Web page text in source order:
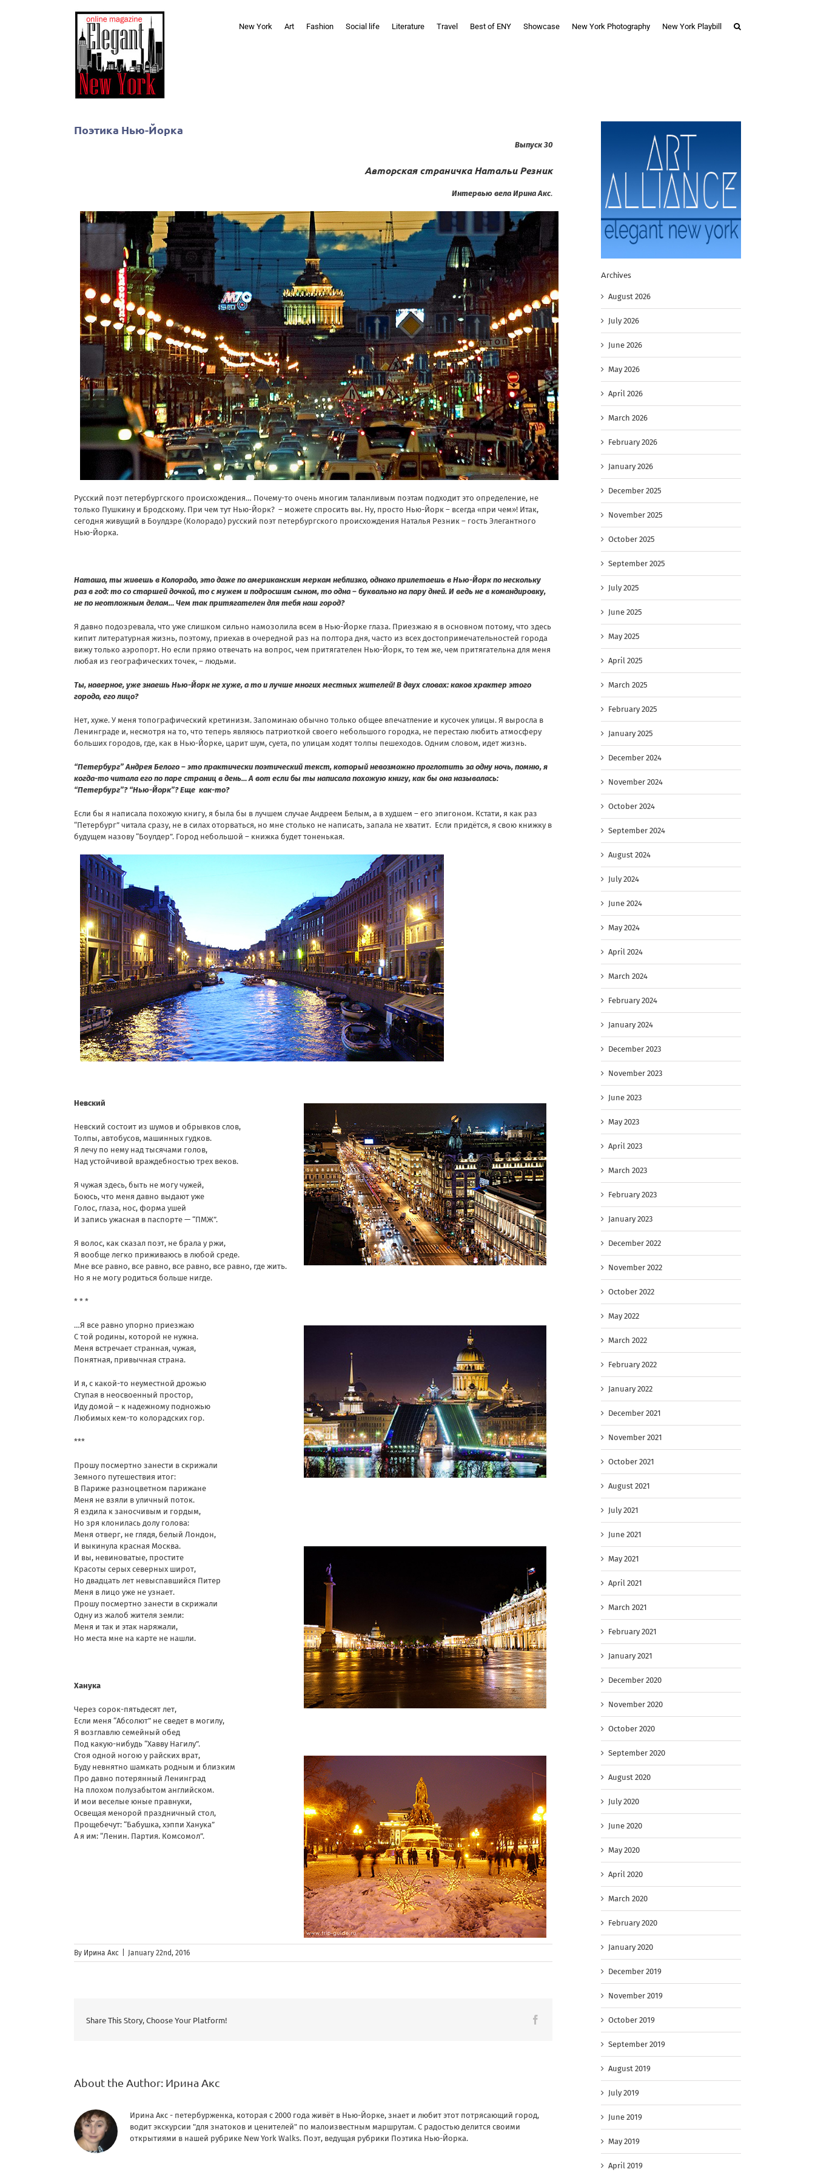
New York Art Fashion Social life Literature Travel Best of ENY Showcase New York Photography New York Playbill
Поэтика Нью-Йорка
Выпуск 30
Авторская страничка Натальи Резник
Интервью вела Ирина Акс.
Русский поэт петербургского происхождения… Почему-то очень многим таланливым поэтам подходит это определение, не
только Пушкину и Бродскому. При чем тут Нью-Йорк? – можете спросить вы. Ну, просто Нью-Йорк – всегда «при чем»! Итак,
сегодня живущий в Боулдэре (Колорадо) русский поэт петербургского происхождения Наталья Резник – гость Элегантного
Нью-Йорка.
Наташа, ты живешь в Колорадо, это даже по американским меркам неблизко, однако прилетаешь в Нью-Йорк по нескольку
раз в год: то со старшей дочкой, то с мужем и подросшим сыном, то одна – буквально на пару дней. И ведь не в командировку,
не по неотложным делам… Чем так притягателен для тебя наш город?
Я давно подозревала, что уже слишком сильно намозолила всем в Нью-Йорке глаза. Приезжаю я в основном потому, что здесь
кипит литературная жизнь, поэтому, приехав в очередной раз на полтора дня, часто из всех достопримечательностей города
вижу только аэропорт. Но если прямо отвечать на вопрос, чем притягателен Нью-Йорк, то тем же, чем притягательна для меня
любая из географических точек, – людьми.
Ты, наверное, уже знаешь Нью-Йорк не хуже, а то и лучше многих местных жителей! В двух словах: каков храктер этого
города, его лицо?
Нет, хуже. У меня топографический кретинизм. Запоминаю обычно только общее впечатление и кусочек улицы. Я выросла в
Ленинграде и, несмотря на то, что теперь являюсь патриоткой своего небольшого городка, не перестаю любить атмосферу
больших городов, где, как в Нью-Йорке, царит шум, суета, по улицам ходят толпы пешеходов. Одним словом, идет жизнь.
“Петербург” Андрея Белого – это практически поэтический текст, который невозможно проглотить за одну ночь, помню, я
когда-то читала его по паре страниц в день… А вот если бы ты написала похожую книгу, как бы она называлась:
“Петербург”? “Нью-Йорк”? Еще как-то?
Если бы я написала похожую книгу, я была бы в лучшем случае Андреем Белым, а в худшем – его эпигоном. Кстати, я как раз
“Петербург” читала сразу, не в силах оторваться, но мне столько не написать, запала не хватит. Если придётся, я свою книжку в
будущем назову “Боулдер”. Город небольшой – книжка будет тоненькая.
Невский
Невский состоит из шумов и обрывков слов,
Толпы, автобусов, машинных гудков.
Я лечу по нему над тысячами голов,
Над устойчивой враждебностью трех веков.
Я чужая здесь, быть не могу чужей,
Боюсь, что меня давно выдают уже
Голос, глаза, нос, форма ушей
И запись ужасная в паспорте — “ПМЖ”.
Я волос, как сказал поэт, не брала у ржи,
Я вообще легко приживаюсь в любой среде.
Мне все равно, все равно, все равно, все равно, где жить.
Но я не могу родиться больше нигде.
* * *
…Я все равно упорно приезжаю
С той родины, которой не нужна.
Меня встречает странная, чужая,
Понятная, привычная страна.
И я, с какой-то неуместной дрожью
Ступая в неосвоенный простор,
Иду домой – к надежному подножью
Любимых кем-то колорадских гор.
***
Прошу посмертно занести в скрижали
Земного путешествия итог:
В Париже разноцветном парижане
Меня не взяли в уличный поток.
Я ездила к заносчивым и гордым,
Но зря клонилась долу голова:
Меня отверг, не глядя, белый Лондон,
И выкинула красная Москва.
И вы, невиноватые, простите
Красоты серых северных широт,
Но двадцать лет невыспавшийся Питер
Меня в лицо уже не узнает.
Прошу посмертно занести в скрижали
Одну из жалоб жителя земли:
Меня и так и этак наряжали,
Но места мне на карте не нашли.
Ханука
Через сорок-пятьдесят лет,
Если меня “Абсолют” не сведет в могилу,
Я возглавлю семейный обед
Под какую-нибудь “Хавву Нагилу”.
Стоя одной ногою у райских врат,
Буду невнятно шамкать родным и близким
Про давно потерянный Ленинград
На плохом полузабытом английском.
И мои веселые юные правнуки,
Освещая менорой праздничный стол,
Прощебечут: “Бабушка, хэппи Ханука”
А я им: “Ленин. Партия. Комсомол”.
By Ирина Акс January 22nd, 2016
Share This Story, Choose Your Platform!
About the Author: Ирина Акс
Ирина Акс - петербурженка, которая с 2000 года живёт в Нью-Йорке, знает и любит этот потрясающий город,
водит экскурсии "для знатоков и ценителей" по малоизвестным маршрутам. С радостью делится своими
открытиями в нашей рубрике New York Walks. Поэт, ведущая рубрики Поэтика Нью-Йорка.
Archives
August 2026
July 2026
June 2026
May 2026
April 2026
March 2026
February 2026
January 2026
December 2025
November 2025
October 2025
September 2025
July 2025
June 2025
May 2025
April 2025
March 2025
February 2025
January 2025
December 2024
November 2024
October 2024
September 2024
August 2024
July 2024
June 2024
May 2024
April 2024
March 2024
February 2024
January 2024
December 2023
November 2023
June 2023
May 2023
April 2023
March 2023
February 2023
January 2023
December 2022
November 2022
October 2022
May 2022
March 2022
February 2022
January 2022
December 2021
November 2021
October 2021
August 2021
July 2021
June 2021
May 2021
April 2021
March 2021
February 2021
January 2021
December 2020
November 2020
October 2020
September 2020
August 2020
July 2020
June 2020
May 2020
April 2020
March 2020
February 2020
January 2020
December 2019
November 2019
October 2019
September 2019
August 2019
July 2019
June 2019
May 2019
April 2019